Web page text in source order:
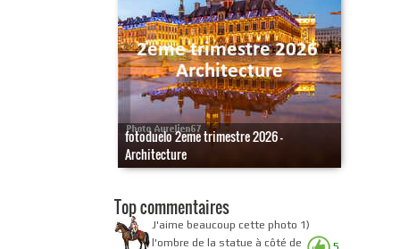
fotoduelo 2eme trimestre 2026 -
Architecture
Top commentaires
5
J'aime beaucoup cette photo 1)
l'ombre de la statue à côté de